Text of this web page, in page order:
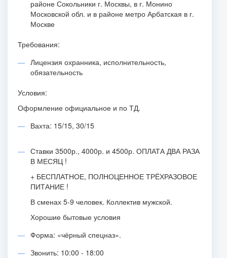
районе Сокольники г. Москвы, в г. Монино
Московской обл. и в районе метро Арбатская в г.
Москве
Требования:
Лицензия охранника, исполнительность,
обязательность
Условия:
Оформление официальное и по ТД.
Вахта: 15/15, 30/15
Ставки 3500р., 4000р. и 4500р. ОПЛАТА ДВА РАЗА
В МЕСЯЦ !
+ БЕСПЛАТНОЕ, ПОЛНОЦЕННОЕ ТРЁХРАЗОВОЕ
ПИТАНИЕ !
В сменах 5-9 человек. Коллектив мужской.
Хорошие бытовые условия
Форма: «чёрный спецназ».
Звонить: 10:00 - 18:00